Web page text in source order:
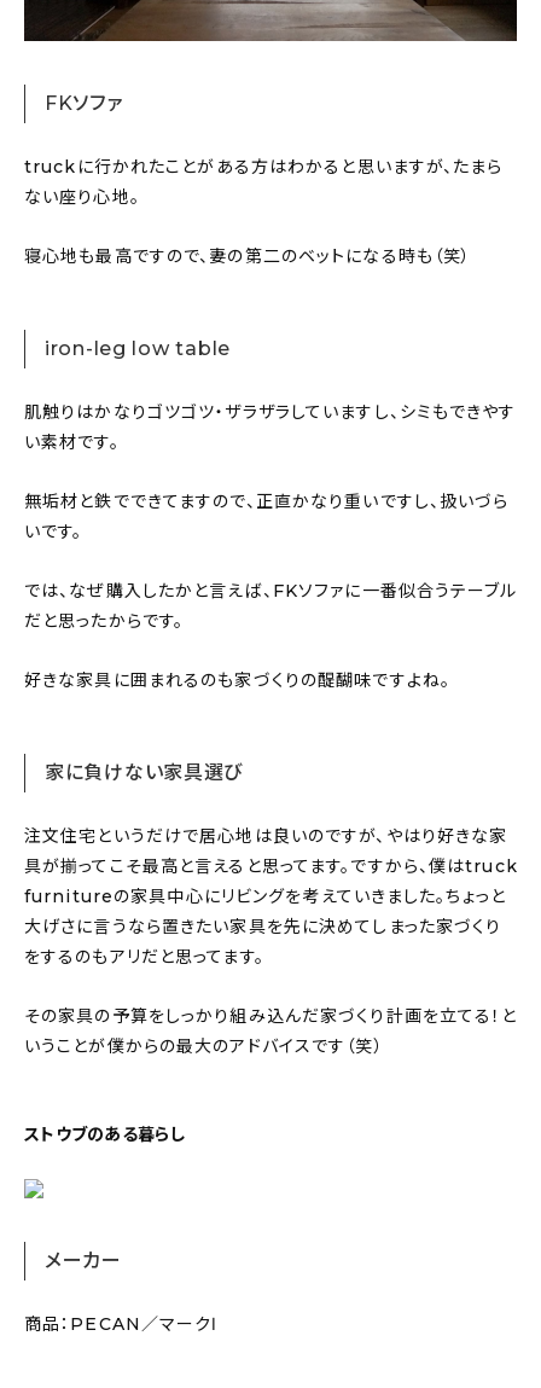
FKソファ
truckに行かれたことがある方はわかると思いますが、たまら
ない座り心地。
寝心地も最高ですので、妻の第二のベットになる時も（笑）
iron-leg low table
肌触りはかなりゴツゴツ・ザラザラしていますし、シミもできやす
い素材です。
無垢材と鉄でできてますので、正直かなり重いですし、扱いづら
いです。
では、なぜ購入したかと言えば、FKソファに一番似合うテーブル
だと思ったからです。
好きな家具に囲まれるのも家づくりの醍醐味ですよね。
家に負けない家具選び
注文住宅というだけで居心地は良いのですが、やはり好きな家
具が揃ってこそ最高と言えると思ってます。ですから、僕はtruck
furnitureの家具中心にリビングを考えていきました。ちょっと
大げさに言うなら置きたい家具を先に決めてしまった家づくり
をするのもアリだと思ってます。
その家具の予算をしっかり組み込んだ家づくり計画を立てる！と
いうことが僕からの最大のアドバイスです（笑）
ストウブのある暮らし
メーカー
商品：PECAN／マークⅠ